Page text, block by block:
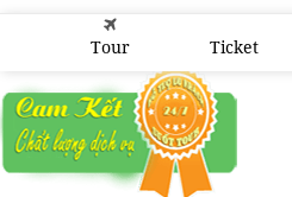
Tour Ticket